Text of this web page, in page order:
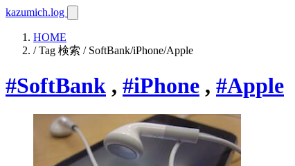
kazumich.log
HOME
/ Tag 検索 / SoftBank/iPhone/Apple
#SoftBank , #iPhone , #Apple